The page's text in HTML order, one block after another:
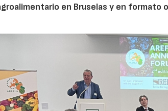
en Bruselas y en formato